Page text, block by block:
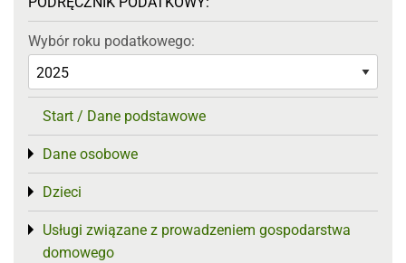
Wybór roku podatkowego:
Start / Dane podstawowe
Dane osobowe
Toggle menu
Dzieci
Toggle menu
Usługi związane z prowadzeniem gospodarstwa
domowego
Toggle menu